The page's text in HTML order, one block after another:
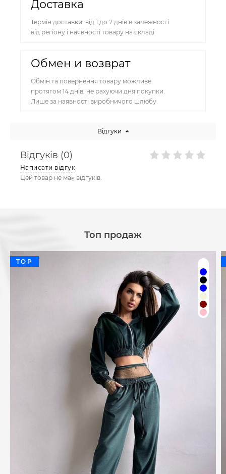
Доставка
Термін доставки: від 1 до 7 днів в залежності
від регіону і наявності товару на складі
Обмен и возврат
Обмін та повернення товару можливе
протягом 14 днів, не рахуючи дня покупки.
Лише за наявності виробничого шлюбу.
Відгуки
Відгуків (0)
Написати відгук
Цей товар не має відгуків.
Топ продаж
TOP